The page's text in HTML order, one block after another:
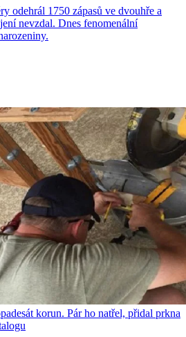
odehrál 1750 zápasů ve dvouhře a
nevzdal. Dnes fenomenální
korun. Pár ho natřel, přidal prkna